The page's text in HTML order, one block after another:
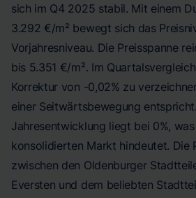
sich im Q4 2025 stabil. Mit einem
3.292 €/m² bewegt sich das
Vorjahresniveau. Die Preisspanne
bis 5.351 €/m². Im
Korrektur von -0,02% zu
einer Seitwärtsbewegung
Jahresentwicklung liegt bei 0%,
konsolidierten Markt hindeutet. Die
zwischen den Oldenburger
Eversten und dem beliebten